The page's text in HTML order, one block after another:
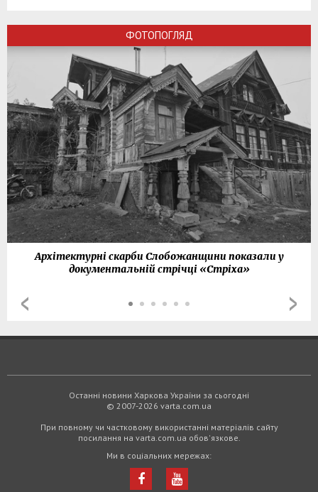
ФОТОПОГЛЯД
Архітектурні скарби Слобожанщини показали у
документальній стрічці «Стріха»
Останні новини Харкова України за сьогодні
© 2007-2026 varta.com.ua
При повному чи частковому використанні матеріалів сайту
посилання на varta.com.ua обов'язкове.
Ми в соціальних мережах: